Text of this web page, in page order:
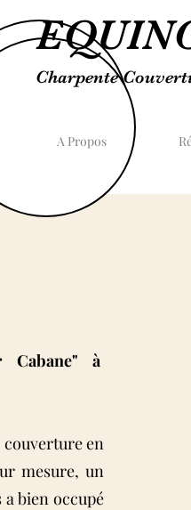
Charpente
A Propos
Cabane" à
couverture en
mesure, un
bien occupé